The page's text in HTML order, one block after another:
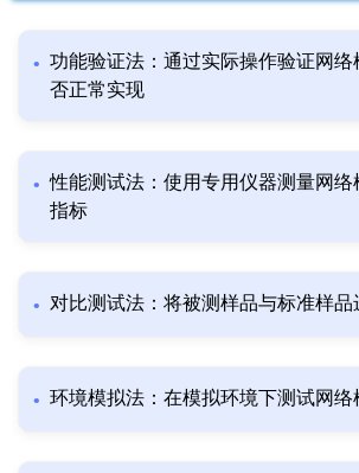
功能验证法：通过实际操作验证网络
否正常实现
性能测试法：使用专用仪器测量网
指标
对比测试法：将被测样品与标准样
环境模拟法：在模拟环境下测试网络